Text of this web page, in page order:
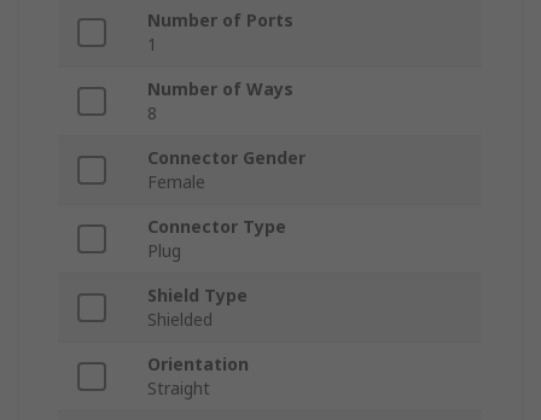
Number of Ports
1
Number of Ways
8
Connector Gender
Female
Connector Type
Plug
Shield Type
Shielded
Orientation
Straight